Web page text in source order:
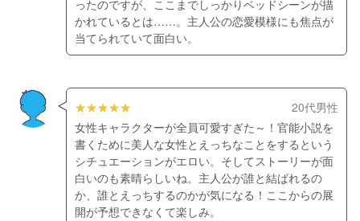
ったのですが、ここまでしっかりベッドシーンが描
かれているとは……。主人公の恋愛模様にも焦点が
当てられていて面白い。
20代男性
女性キャラクターが全員可愛すぎた～！官能小説を
書くために美人な女性とえっちなことをするという
シチュエーションがエロい。そしてストーリーが面
白いのも素晴らしいね。主人公が誰と結ばれるの
か、誰とえっちするのかが気になる！ここからの展
開が予想できなくて楽しみ。